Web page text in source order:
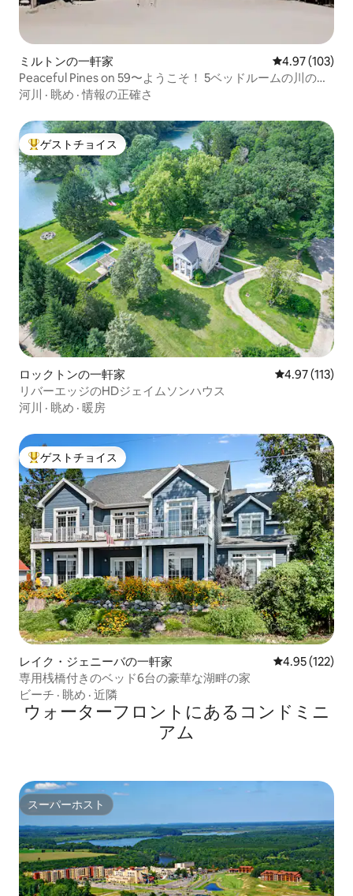
ミルトンの一軒家 レビュー103
4.97 (103)
Peaceful Pines on 59〜ようこそ！ 5ベッドルームの川の目
の前！
河川 · 眺め ·情報の正確さ
大好評のゲストチョイスです。
ゲストチョイス
ロックトンの一軒家 レビュー113
4.97 (113)
リバーエッジのHDジェイムソンハウス
河川 · 眺め · 暖房
大好評のゲストチョイスです。
ゲストチョイス
レイク・ジェニーバの一軒家 レビュー122
4.95 (122)
専用桟橋付きのベッド6台の豪華な湖畔の家
ビーチ · 眺め · 近隣
ウォーターフロントにあるコンドミニ
アム
スーパーホスト
スーパーホスト